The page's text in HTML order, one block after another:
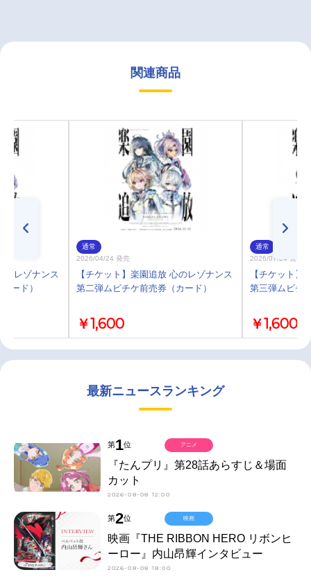
関連商品
のレゾナンス
ード）
通常
2026/04/24 発売
【チケット】楽園追放 心のレゾナンス
第二弾ムビチケ前売券（カード）
￥1,600
通常
2026/07/24 発売
【チケット】
第三弾ムビチ
￥1,600
最新ニュースランキング
第1位
『たんプリ』第28話あらすじ＆場面
カット
2026-08-08 12:00
アニメ
第2位
映画『THE RIBBON HERO リボンヒ
ーロー』内山昂輝インタビュー
2026-08-08 18:00
映画